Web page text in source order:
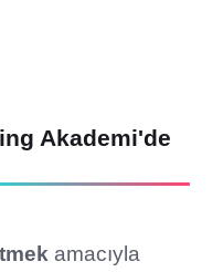
Akademi'de
amacıyla